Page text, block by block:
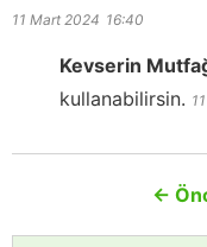
11 Mart 2024 16:40
Kevserin
kullanabilirsin.
←